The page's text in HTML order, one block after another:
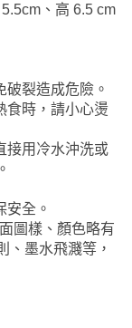
、高 6.5 cm
裂造成危險。
食時，請小心燙
接用冷水沖洗或
安全。
圖樣、顏色略有
、墨水飛濺等，